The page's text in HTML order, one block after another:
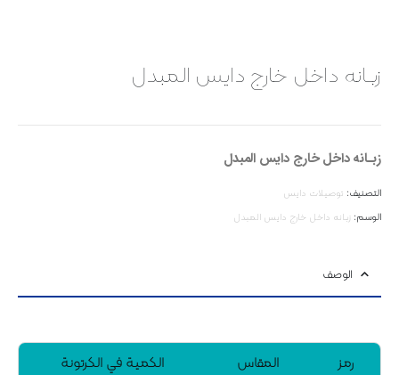
زبـانه داخل خارج دایس المبدل
زبـانه داخل خارج دایس المبدل
التصنيف: توصیلات دایس
الوسم: زبـانه داخل خارج دایس المبدل
الوصف
رمز المقاس
الكمية في الكرتونة